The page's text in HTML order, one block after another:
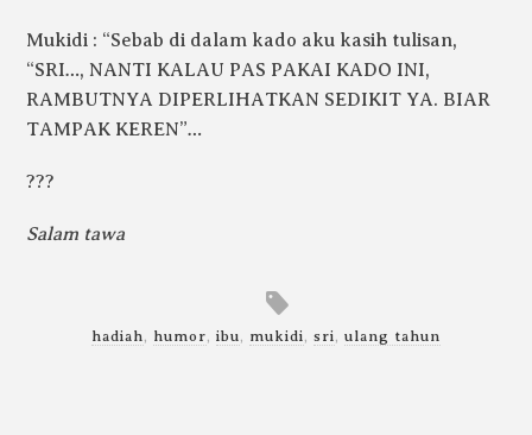
Mukidi : “Sebab di dalam kado aku kasih tulisan,
“SRI…, NANTI KALAU PAS PAKAI KADO INI,
RAMBUTNYA DIPERLIHATKAN SEDIKIT YA. BIAR
TAMPAK KEREN”…
???
Salam tawa
hadiah humor ibu mukidi sri ulang tahun